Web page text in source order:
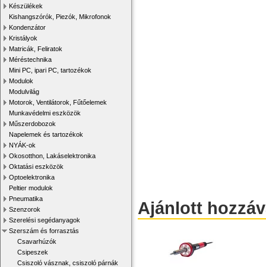
Készülékek
Kishangszórók, Piezók, Mikrofonok
Kondenzátor
Kristályok
Matricák, Feliratok
Méréstechnika
Mini PC, ipari PC, tartozékok
Modulok
Modulvilág
Motorok, Ventilátorok, Fűtőelemek
Munkavédelmi eszközök
Műszerdobozok
Napelemek és tartozékok
NYÁK-ok
Okosotthon, Lakáselektronika
Oktatási eszközök
Optoelektronika
Peltier modulok
Pneumatika
Szenzorok
Szerelési segédanyagok
Szerszám és forrasztás
Csavarhúzók
Csipeszek
Csiszoló vásznak, csiszoló párnák
Ajánlott